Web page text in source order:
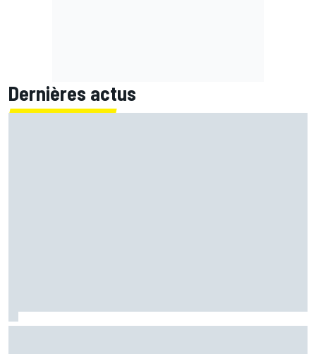
Dernières actus